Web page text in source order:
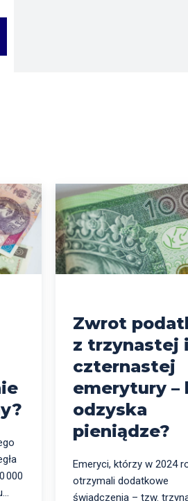
000
Zwrot
z trzynastej i
czternastej
emerytury –
odzyska
pieniądze?
Emeryci, którzy w 2024
otrzymali dodatkowe
świadczenia – tzw.